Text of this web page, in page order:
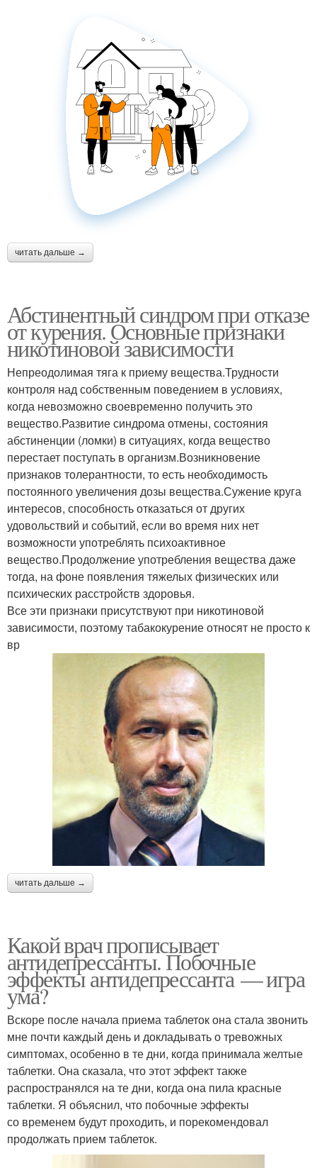
читать дальше →
Абстинентный синдром при отказе
от курения. Основные признаки
никотиновой зависимости
Непреодолимая тяга к приему вещества.Трудности
контроля над собственным поведением в условиях,
когда невозможно своевременно получить это
вещество.Развитие синдрома отмены, состояния
абстиненции (ломки) в ситуациях, когда вещество
перестает поступать в организм.Возникновение
признаков толерантности, то есть необходимость
постоянного увеличения дозы вещества.Сужение круга
интересов, способность отказаться от других
удовольствий и событий, если во время них нет
возможности употреблять психоактивное
вещество.Продолжение употребления вещества даже
тогда, на фоне появления тяжелых физических или
психических расстройств здоровья.
Все эти признаки присутствуют при никотиновой
зависимости, поэтому табакокурение относят не просто к
вр
читать дальше →
Какой врач прописывает
антидепрессанты. Побочные
эффекты антидепрессанта — игра
ума?
Вскоре после начала приема таблеток она стала звонить
мне почти каждый день и докладывать о тревожных
симптомах, особенно в те дни, когда принимала желтые
таблетки. Она сказала, что этот эффект также
распространялся на те дни, когда она пила красные
таблетки. Я объяснил, что побочные эффекты
со временем будут проходить, и порекомендовал
продолжать прием таблеток.